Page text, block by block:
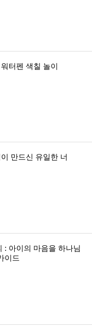
터펜 색칠 놀이
만드신 유일한 너
: 아이의 마음을 하나님
이드